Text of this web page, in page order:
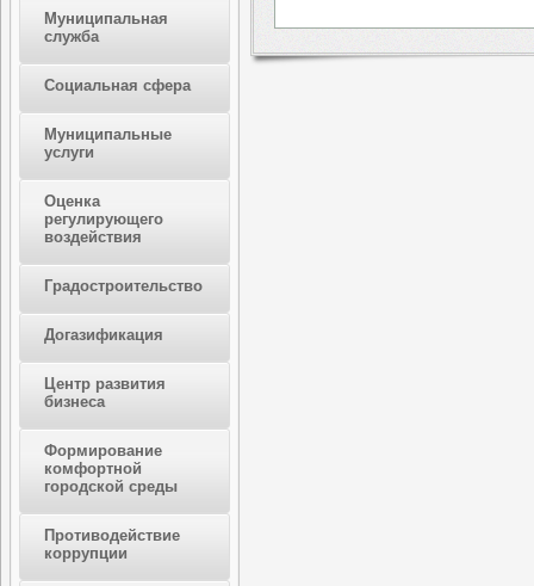
Муниципальная
служба
Социальная сфера
Муниципальные
услуги
Оценка
регулирующего
воздействия
Градостроительство
Догазификация
Центр развития
бизнеса
Формирование
комфортной
городской среды
Противодействие
коррупции